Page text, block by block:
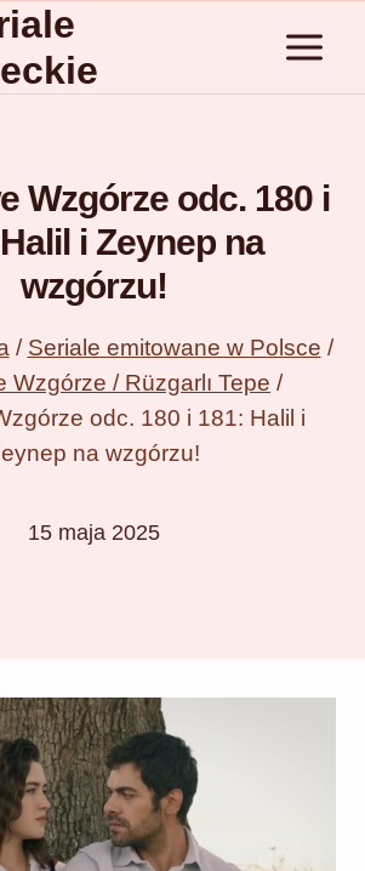
Wzgórze odc. 180 i
i Zeynep na
wzgórzu!
/ Seriale emitowane w Polsce /
Wzgórze / Rüzgarlı Tepe /
odc. 180 i 181: Halil i
na wzgórzu!
15 maja 2025